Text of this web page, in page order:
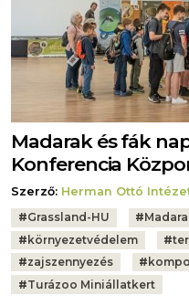
Madarak és fák
Konferencia
Szerző: Herman Ottó
Tags:
#Grassland-HU #
# környezetvédelem #
#zajszennyezés #
#Turázoo Miniállatkert